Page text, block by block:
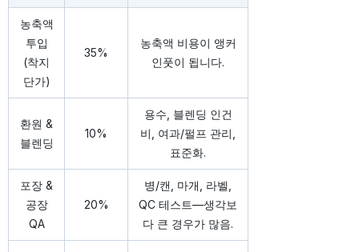
농축액
투입
(착지
단가)
35%
농축액 비용이 앵커
인풋이 됩니다.
환원 &
블렌딩
10%
용수, 블렌딩 인건
비, 여과/펄프 관리,
표준화.
포장 &
공장
QA
20%
병/캔, 마개, 라벨,
QC 테스트—생각보
다 큰 경우가 많음.